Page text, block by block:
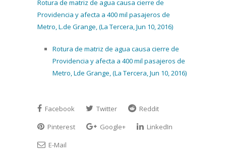
Rotura de matriz de agua causa cierre de
Providencia y afecta a 400 mil pasajeros de
Metro, L.de Grange, (La Tercera, Jun 10, 2016)
Rotura de matriz de agua causa cierre de
Providencia y afecta a 400 mil pasajeros de
Metro, Lde Grange, (La Tercera, Jun 10, 2016)
Facebook Twitter
Reddit
Pinterest
Google+
LinkedIn
E-Mail